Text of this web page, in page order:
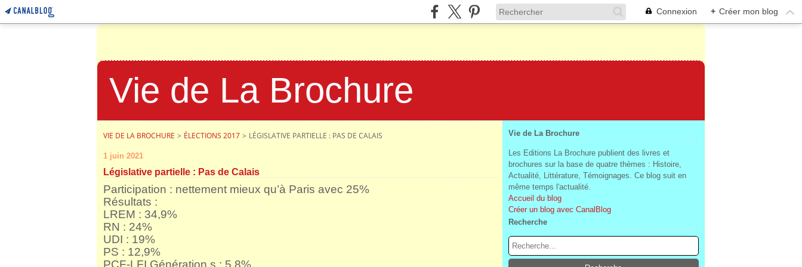
Connexion + Créer mon blog
Vie de La Brochure
VIE DE LA BROCHURE > ÉLECTIONS 2017 > LÉGISLATIVE PARTIELLE : PAS DE CALAIS
1 juin 2021
Législative partielle : Pas de Calais
Participation : nettement mieux qu’à Paris avec 25%
Résultats :
LREM : 34,9%
RN : 24%
UDI : 19%
PS : 12,9%
PCF-LFI Génération.s : 5,8%
Vie de La Brochure
Les Editions La Brochure publient des livres et
brochures sur la base de quatre thèmes : Histoire,
Actualité, Littérature, Témoignages. Ce blog suit en
même temps l'actualité.
Accueil du blog
Créer un blog avec CanalBlog
Recherche